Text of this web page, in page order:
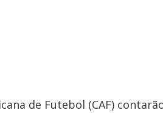
de Futebol (CAF)